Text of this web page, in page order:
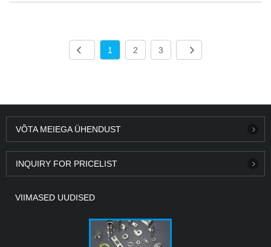
1 2 3
VÕTA MEIEGA ÜHENDUST
INQUIRY FOR PRICELIST
VIIMASED UUDISED